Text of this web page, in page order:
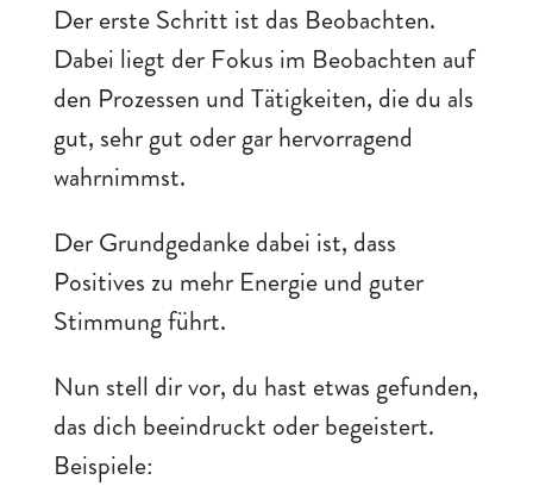
Der erste Schritt ist das Beobachten.
Dabei liegt der Fokus im Beobachten auf
den Prozessen und Tätigkeiten, die du als
gut, sehr gut oder gar hervorragend
wahrnimmst.
Der Grundgedanke dabei ist, dass
Positives zu mehr Energie und guter
Stimmung führt.
Nun stell dir vor, du hast etwas gefunden,
das dich beeindruckt oder begeistert.
Beispiele: